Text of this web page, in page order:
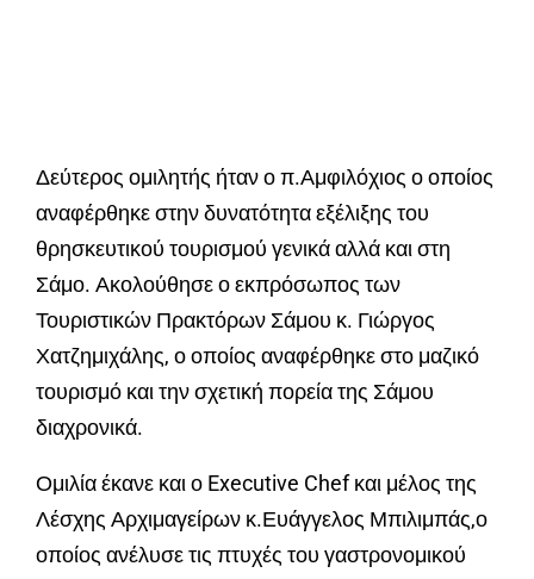
Δεύτερος ομιλητής ήταν ο π.Αμφιλόχιος ο οποίος
αναφέρθηκε στην δυνατότητα εξέλιξης του
θρησκευτικού τουρισμού γενικά αλλά και στη
Σάμο. Ακολούθησε ο εκπρόσωπος των
Τουριστικών Πρακτόρων Σάμου κ. Γιώργος
Χατζημιχάλης, ο οποίος αναφέρθηκε στο μαζικό
τουρισμό και την σχετική πορεία της Σάμου
διαχρονικά.
Ομιλία έκανε και ο Executive Chef και μέλος της
Λέσχης Αρχιμαγείρων κ.Ευάγγελος Μπιλιμπάς,ο
οποίος ανέλυσε τις πτυχές του γαστρονομικού